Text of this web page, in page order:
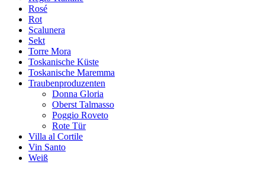
Rosé
Rot
Scalunera
Sekt
Torre Mora
Toskanische Küste
Toskanische Maremma
Traubenproduzenten
Donna Gloria
Oberst Talmasso
Poggio Roveto
Rote Tür
Villa al Cortile
Vin Santo
Weiß